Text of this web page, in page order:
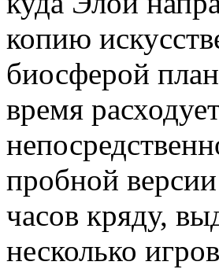
копию
биосферой
время
пробной версии
часов кряду,
несколько